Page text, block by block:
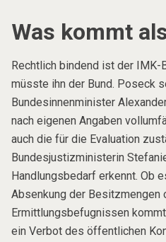
Was kommt
Rechtlich bindend ist der
müsste ihn der Bund. Poseck
Bundesinnenminister
nach eigenen Angaben
auch die für die Evaluation
Bundesjustizministerin
Handlungsbedarf erkennt. Ob
Absenkung der Besitzmengen
Ermittlungsbefugnissen
ein Verbot des öffentlichen